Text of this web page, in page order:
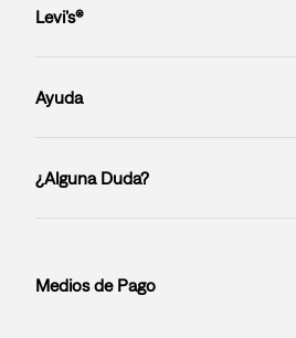
Levi’s®
Ayuda
¿Alguna Duda?
Medios de Pago